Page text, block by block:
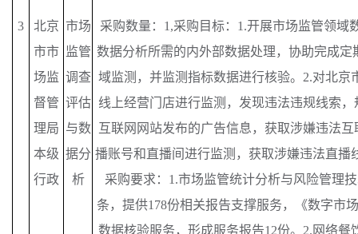
3
北京
市市
场监
督管
理局
本级
行政
市场
监管
调查
评估
与数
据分
析
采购数量： 1,采购目标：1.开展市场监管领域
数据分析所需的内外部数据处理，协助完成
域监测，并监测指标数据进行核验。2.对北京
线上经营门店进行监测，发现违法违规线索
互联网网站发布的广告信息，获取涉嫌违法
播账号和直播间进行监测，获取涉嫌违法直播
采购要求：1.市场监管统计分析与风险管理
条，提供178份相关报告支撑服务，《数字市
数据核验服务，形成服务报告12份。2.网络餐